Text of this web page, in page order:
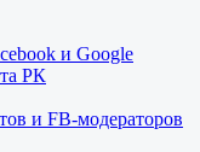
и Google
РК
и FB-модераторов